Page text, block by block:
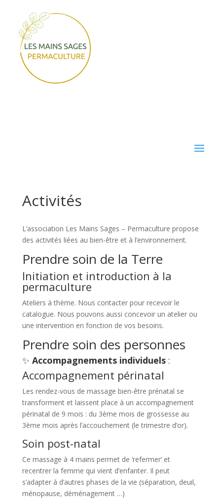
Activités
L’association Les Mains Sages – Permaculture propose
des activités liées au bien-être et à l’environnement.
Prendre soin de la Terre
Initiation et introduction à la
permaculture
Ateliers à thème. Nous contacter pour recevoir le
catalogue. Nous pouvons aussi concevoir un atelier ou
une intervention en fonction de vos besoins.
Prendre soin des personnes
✨️ Accompagnements individuels:
Accompagnement périnatal
Les rendez-vous de massage bien-être prénatal se
transforment et laissent place à un accompagnement
périnatal de 9 mois : du 3ème mois de grossesse au
3ème mois après l’accouchement (le trimestre d’or).
Soin post-natal
Ce massage à 4 mains permet de ‘refermer’ et
recentrer la femme qui vient d’enfanter. Il peut
s’adapter à d’autres phases de la vie (séparation, deuil,
ménopause, déménagement …)